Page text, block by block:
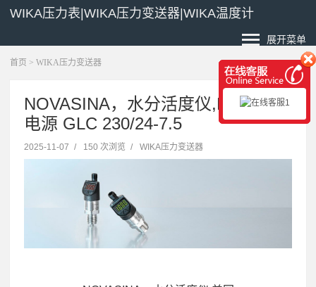
WIKA压力表|WIKA压力变送器|WIKA温度计
展开菜单
首页 > WIKA压力变送器
NOVASINA，水分活度仪,BLOCK
电源 GLC 230/24-7.5
2025-11-07 / 150 次浏览 / WIKA压力变送器